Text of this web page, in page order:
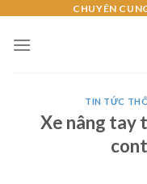
content
CHUYÊN
TIN TỨC
Xe nâng tay